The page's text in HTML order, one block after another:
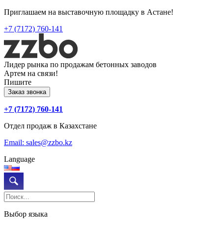
Приглашаем на выставочную площадку в Астане!
+7 (7172) 760-141
Лидер рынка по продажам бетонных заводов
Артем на связи!
Пишите
Заказ звонка
+7 (7172) 760-141
Отдел продаж в Казахстане
Email: sales@zzbo.kz
Language
Выбор языка